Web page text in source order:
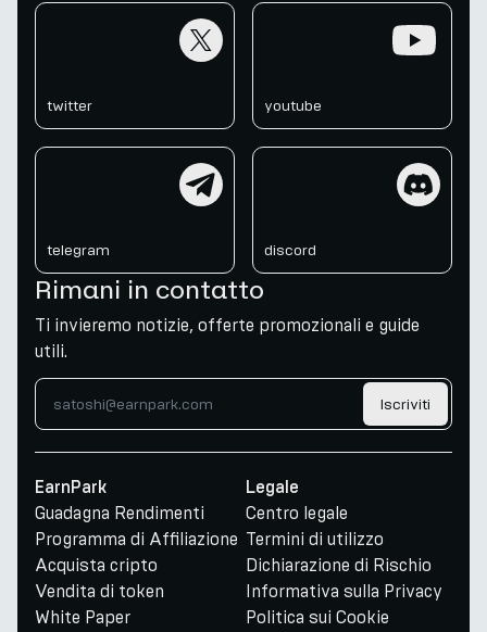
twitter youtube
telegram discord
Rimani in contatto
Ti invieremo notizie, offerte promozionali e guide
utili.
Iscriviti
EarnPark
Guadagna Rendimenti
Programma di Affiliazione
Acquista cripto
Vendita di token
White Paper
Legale
Centro legale
Termini di utilizzo
Dichiarazione di Rischio
Informativa sulla Privacy
Politica sui Cookie